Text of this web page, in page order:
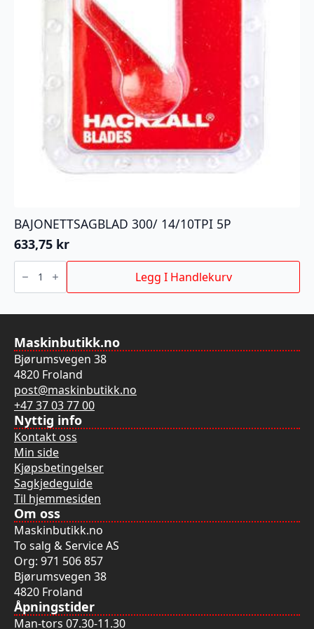
BAJONETTSAGBLAD 300/ 14/10TPI 5P
633,75 kr
BAJONETTSAGBLAD
300/
14/10TPI
5P
Legg I Handlekurv
Maskinbutikk.no
Bjørumsvegen 38
4820 Froland
post@maskinbutikk.no
+47 37 03 77 00
Nyttig info
Kontakt oss
Min side
Kjøpsbetingelser
Sagkjedeguide
Til hjemmesiden
Om oss
Maskinbutikk.no
To salg & Service AS
Org: 971 506 857
Bjørumsvegen 38
4820 Froland
Åpningstider
Man-tors 07.30-11.30